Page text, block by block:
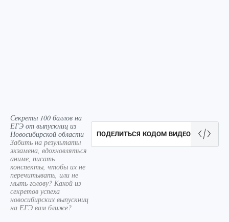
Секреты 100 баллов на
ЕГЭ от выпускниц из
Новосибирской области
Забить на результаты
экзамена, вдохновляться
аниме, писать
конспекты, чтобы их не
перечитывать, или не
мыть голову? Какой из
секретов успеха
новосибирских выпускниц
на ЕГЭ вам ближе?
ПОДЕЛИТЬСЯ КОДОМ ВИДЕО